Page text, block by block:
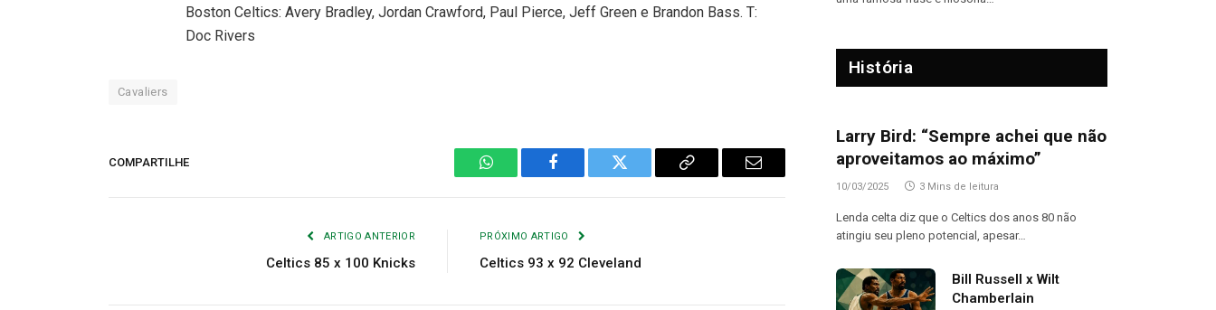
Boston Celtics: Avery Bradley, Jordan Crawford, Paul Pierce, Jeff Green e Brandon Bass. T:
Doc Rivers
Cavaliers
COMPARTILHE
WhatsAppFacebook Twitter
Copiar
E-
ARTIGO ANTERIOR
Celtics 85 x 100 Knicks
PRÓXIMO ARTIGO
Celtics 93 x 92 Cleveland
História
Larry Bird: “Sempre achei que não
aproveitamos ao máximo”
10/03/2025 3 Mins de leitura
Lenda celta diz que o Celtics dos anos 80 não
atingiu seu pleno potencial, apesar…
Bill Russell x Wilt
Chamberlain